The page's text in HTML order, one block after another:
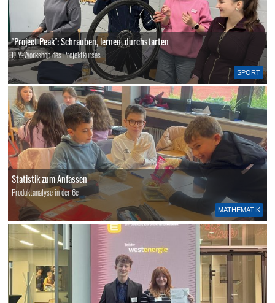
SPORT
"Project Peak": Schrauben, lernen, durchstarten
DIY-Workshop des Projektkurses
MATHEMATIK
Statistik zum Anfassen
Produktanalyse in der 6c